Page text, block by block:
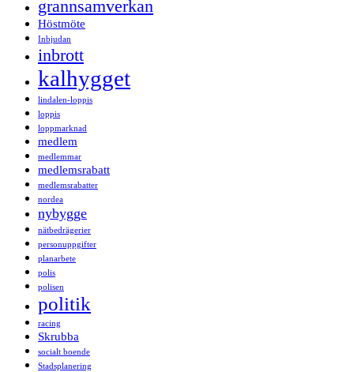
grannsamverkan
Höstmöte
Inbjudan
inbrott
kalhygget
lindalen-loppis
loppis
loppmarknad
medlem
medlemmar
medlemsrabatt
medlemsrabatter
nordea
nybygge
nätbedrägerier
personuppgifter
planarbete
polis
polisen
politik
racing
Skrubba
socialt boende
Stadsplanering